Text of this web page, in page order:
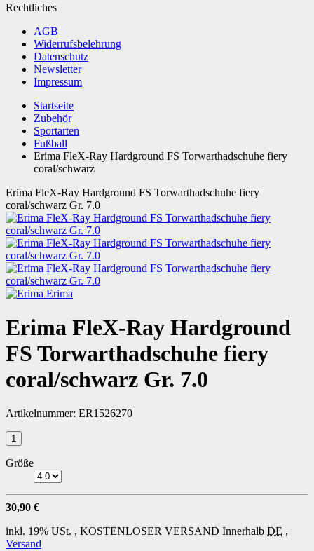
Rechtliches
AGB
Widerrufsbelehrung
Datenschutz
Newsletter
Impressum
Startseite
Zubehör
Sportarten
Fußball
Erima FleX-Ray Hardground FS Torwarthadschuhe fiery
coral/schwarz
Erima FleX-Ray Hardground FS Torwarthadschuhe fiery
coral/schwarz Gr. 7.0
Erima
Erima FleX-Ray Hardground
FS Torwarthadschuhe fiery
coral/schwarz Gr. 7.0
Artikelnummer: ER1526270
Größe
30,90 €
inkl. 19% USt. , KOSTENLOSER VERSAND Innerhalb DE ,
Versand